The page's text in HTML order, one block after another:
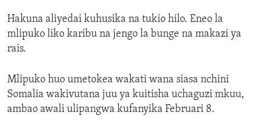
Hakuna aliyedai kuhusika na tukio hilo. Eneo la
mlipuko liko karibu na jengo la bunge na makazi ya
rais.
Mlipuko huo umetokea wakati wana siasa nchini
Somalia wakivutana juu ya kuitisha uchaguzi mkuu,
ambao awali ulipangwa kufanyika Februari 8.